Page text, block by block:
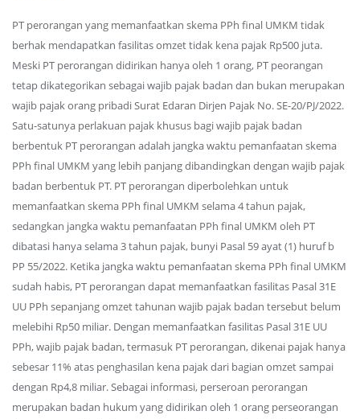
PT perorangan yang memanfaatkan skema PPh final UMKM tidak
berhak mendapatkan fasilitas omzet tidak kena pajak Rp500 juta.
Meski PT perorangan didirikan hanya oleh 1 orang, PT peorangan
tetap dikategorikan sebagai wajib pajak badan dan bukan merupakan
wajib pajak orang pribadi Surat Edaran Dirjen Pajak No. SE-20/PJ/2022.
Satu-satunya perlakuan pajak khusus bagi wajib pajak badan
berbentuk PT perorangan adalah jangka waktu pemanfaatan skema
PPh final UMKM yang lebih panjang dibandingkan dengan wajib pajak
badan berbentuk PT. PT perorangan diperbolehkan untuk
memanfaatkan skema PPh final UMKM selama 4 tahun pajak,
sedangkan jangka waktu pemanfaatan PPh final UMKM oleh PT
dibatasi hanya selama 3 tahun pajak, bunyi Pasal 59 ayat (1) huruf b
PP 55/2022. Ketika jangka waktu pemanfaatan skema PPh final UMKM
sudah habis, PT perorangan dapat memanfaatkan fasilitas Pasal 31E
UU PPh sepanjang omzet tahunan wajib pajak badan tersebut belum
melebihi Rp50 miliar. Dengan memanfaatkan fasilitas Pasal 31E UU
PPh, wajib pajak badan, termasuk PT perorangan, dikenai pajak hanya
sebesar 11% atas penghasilan kena pajak dari bagian omzet sampai
dengan Rp4,8 miliar. Sebagai informasi, perseroan perorangan
merupakan badan hukum yang didirikan oleh 1 orang perseorangan